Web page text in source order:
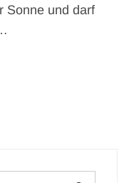
Sonne und darf